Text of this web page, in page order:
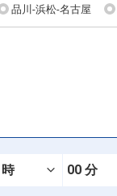
品川-浜松-名古屋